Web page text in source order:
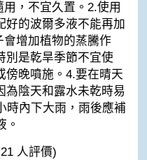
，不宜久置。2.使用
好的波爾多液不能再加
增加植物的蒸騰作
別是乾旱季節不宜使
傍晚噴施。4.要在晴天
為陰天和露水未乾時易
時內下大雨，雨後應補
。
人評價)